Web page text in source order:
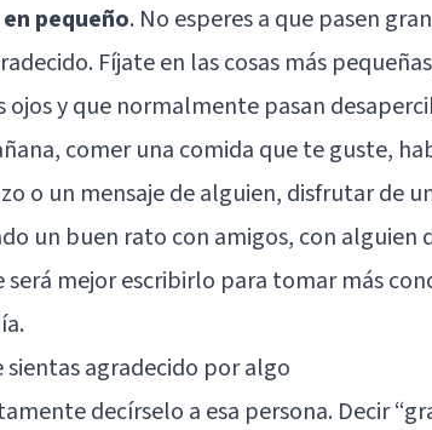
pequeño. No esperes a que pasen
Fíjate en las cosas más
y que normalmente pasan
comer una comida que te guste,
o un mensaje de alguien, disfrutar de
un buen rato con amigos, con alguien
mejor escribirlo para tomar más
sientas agradecido por algo
decírselo a esa persona. Decir